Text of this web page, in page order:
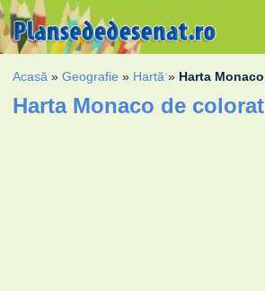
Acasă »Geografie » Hartă » Harta Monaco
Harta Monaco de colorat